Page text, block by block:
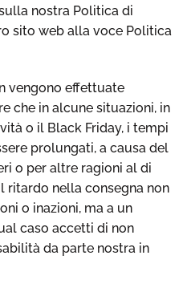
nostra Politica di
sito web alla voce Politica
vengono effettuate
che in alcune situazioni, in
o il Black Friday, i tempi
prolungati, a causa del
o per altre ragioni al di
nella consegna non
o inazioni, ma a un
caso accetti di non
da parte nostra in